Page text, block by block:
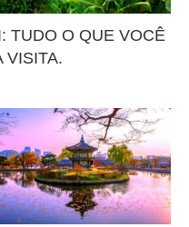
TUDO O QUE VOCÊ
VISITA.